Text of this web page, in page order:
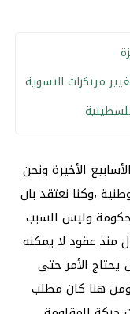
مرتكزات التسوية
الأخيرة ونحن
،وكنا نعتقد بان
وليس السبب
منذ عقود لا يمكنه
يحتاج الأمر حتى
هنا كان مطلب